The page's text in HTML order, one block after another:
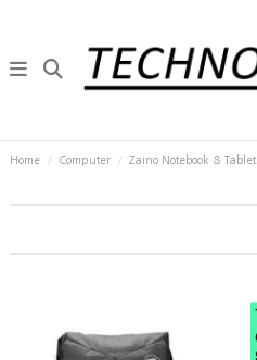
Home Computer Zaino Notebook & Tablet